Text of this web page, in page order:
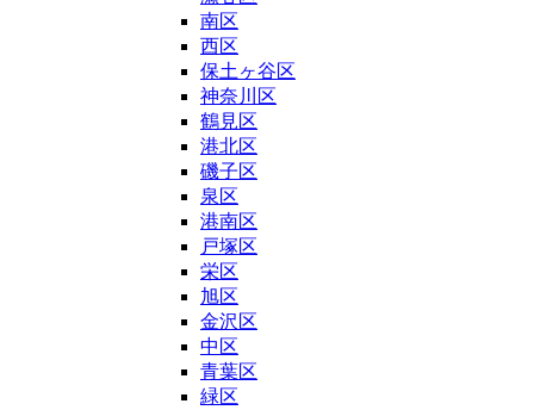
南区
西区
保土ヶ谷区
神奈川区
鶴見区
港北区
磯子区
泉区
港南区
戸塚区
栄区
旭区
金沢区
中区
青葉区
緑区